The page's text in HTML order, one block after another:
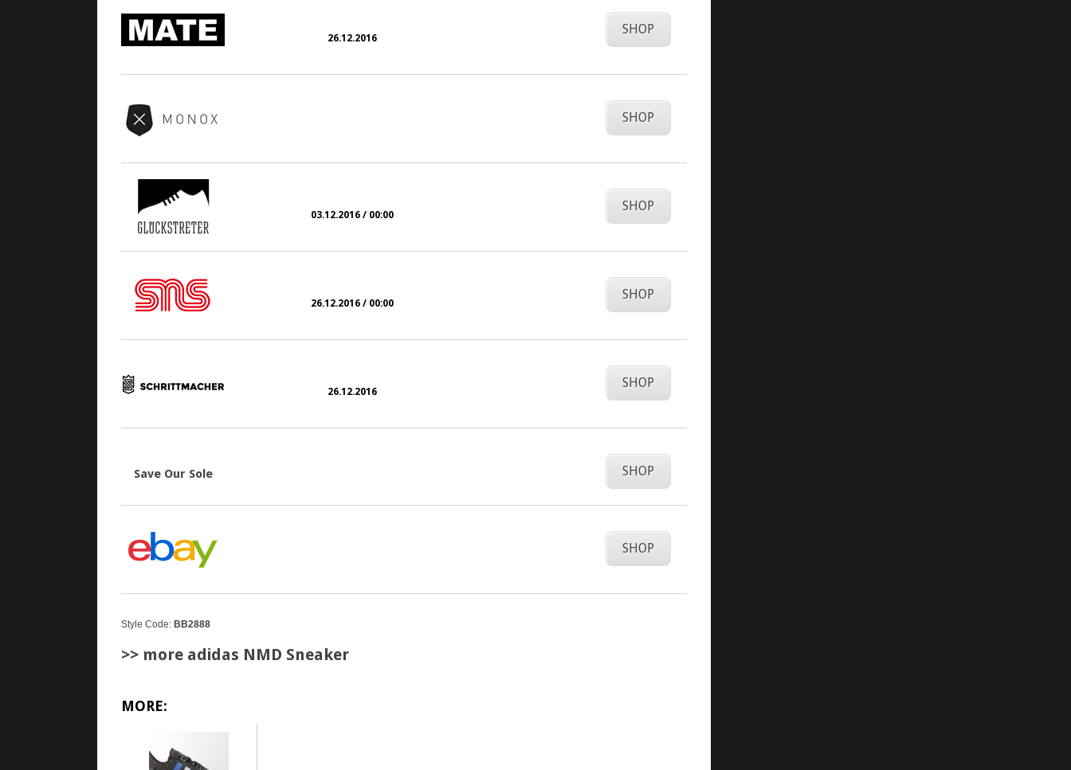
26.12.2016
SHOP
SHOP
03.12.2016 / 00:00
SHOP
26.12.2016 / 00:00
SHOP
26.12.2016
SHOP
Save Our Sole SHOP
SHOP
Style Code: BB2888
>> more adidas NMD Sneaker
MORE: